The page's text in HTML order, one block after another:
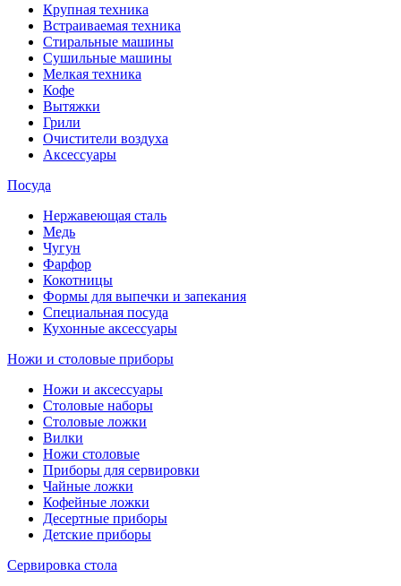
Крупная техника
Встраиваемая техника
Стиральные машины
Сушильные машины
Мелкая техника
Кофе
Вытяжки
Грили
Очистители воздуха
Аксессуары
Посуда
Нержавеющая сталь
Медь
Чугун
Фарфор
Кокотницы
Формы для выпечки и запекания
Специальная посуда
Кухонные аксессуары
Ножи и столовые приборы
Ножи и аксессуары
Столовые наборы
Столовые ложки
Вилки
Ножи столовые
Приборы для сервировки
Чайные ложки
Кофейные ложки
Десертные приборы
Детские приборы
Сервировка стола